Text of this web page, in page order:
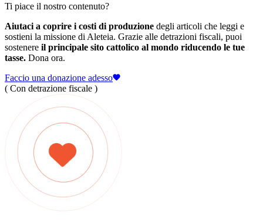
Ti piace il nostro contenuto?
Aiutaci a coprire i costi di produzione degli articoli che leggi e
sostieni la missione di Aleteia. Grazie alle detrazioni fiscali, puoi
sostenere il principale sito cattolico al mondo riducendo le tue
tasse. Dona ora.
Faccio una donazione adesso
( Con detrazione fiscale )